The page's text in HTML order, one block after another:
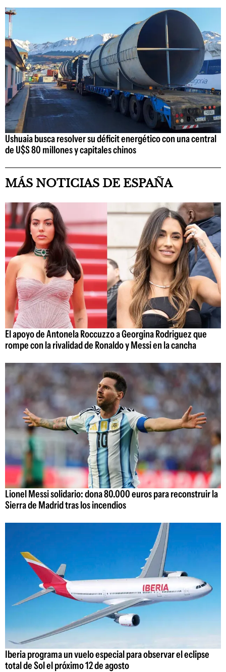
Ushuaia busca resolver su déficit energético con una central
de U$S 80 millones y capitales chinos
MÁS NOTICIAS DE ESPAÑA
El apoyo de Antonela Roccuzzo a Georgina Rodriguez que
rompe con la rivalidad de Ronaldo y Messi en la cancha
Lionel Messi solidario: dona 80.000 euros para reconstruir la
Sierra de Madrid tras los incendios
Iberia programa un vuelo especial para observar el eclipse
total de Sol el próximo 12 de agosto